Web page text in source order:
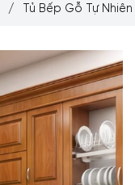
/ Tủ Bếp Gỗ Tự Nhiên